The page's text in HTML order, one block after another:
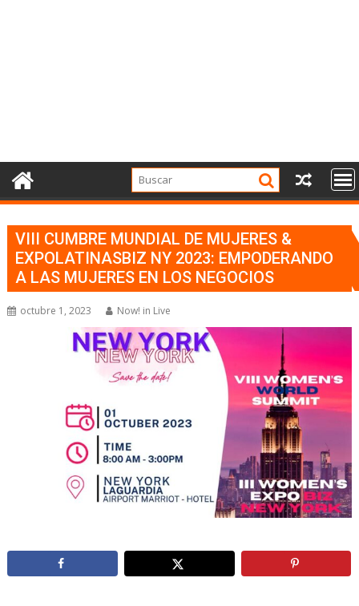
VIII CUMBRE MUNDIAL DE MUJERES &
EXPOLATINASBIZ NY 2023: EMPODERANDO
A LAS MUJERES EN LOS NEGOCIOS
octubre 1, 2023 Now! in Live